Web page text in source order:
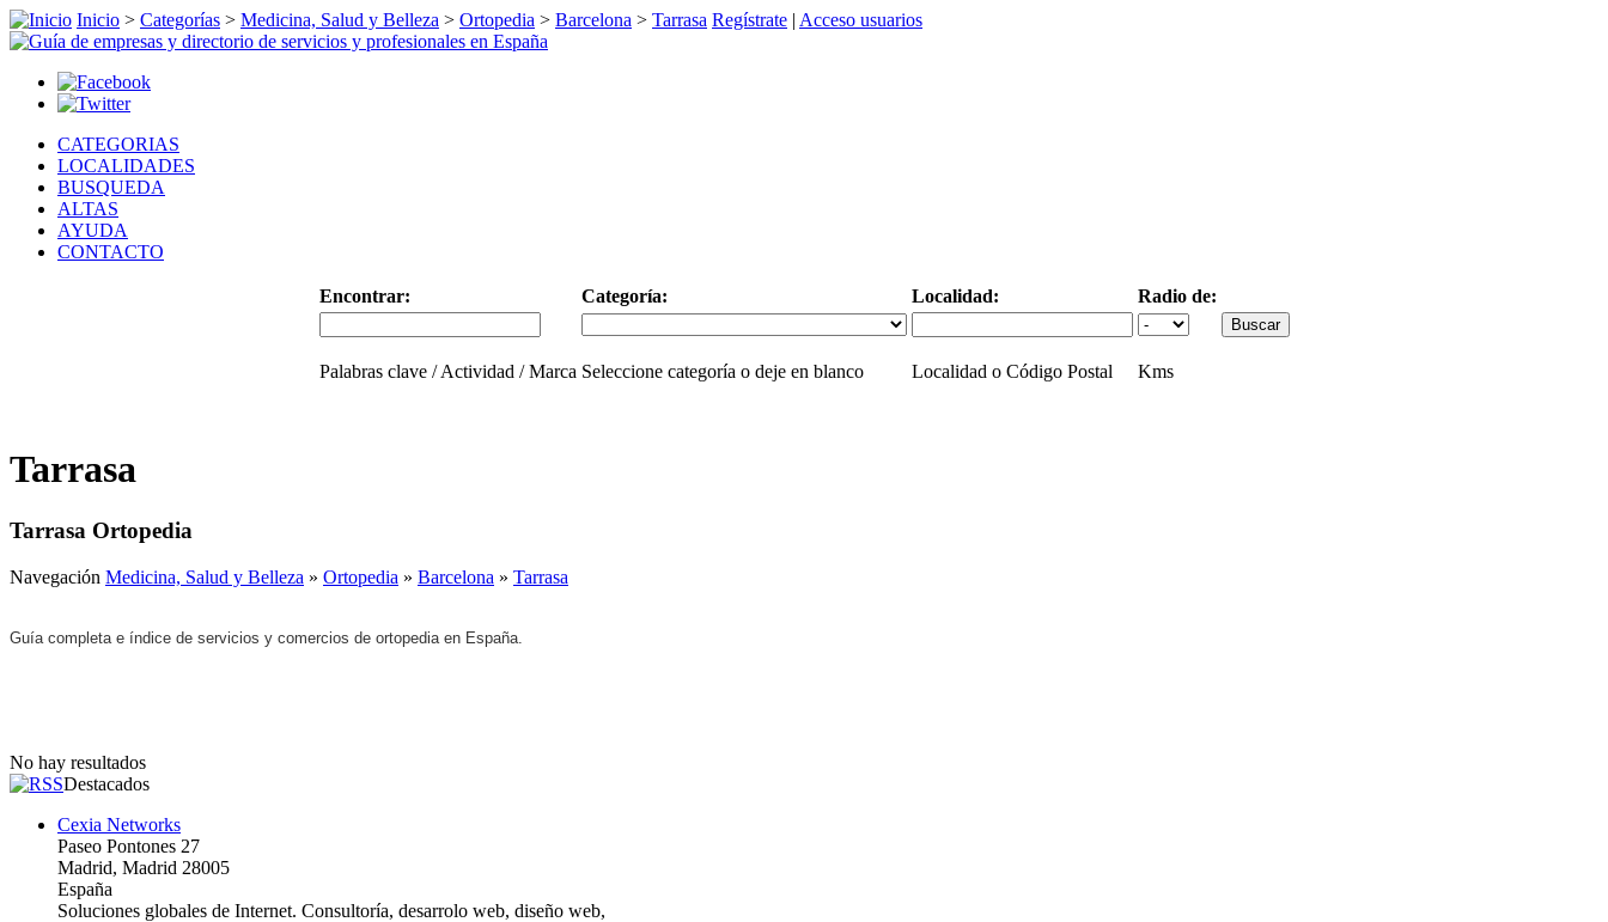
Inicio > Categorías > Medicina, Salud y Belleza > Ortopedia > Barcelona > Tarrasa Regístrate | Acceso usuarios
CATEGORIAS
LOCALIDADES
BUSQUEDA
ALTAS
AYUDA
CONTACTO
Encontrar: Categoría: Localidad: Radio de:
Palabras clave / Actividad / Marca Seleccione categoría o deje en blanco Localidad o Código Postal Kms
Tarrasa
Tarrasa Ortopedia
Navegación Medicina, Salud y Belleza » Ortopedia » Barcelona » Tarrasa
Guía completa e índice de servicios y comercios de ortopedia en España.
No hay resultados
Destacados
Cexia Networks
Paseo Pontones 27
Madrid, Madrid 28005
España
Soluciones globales de Internet. Consultoría, desarrolo web, diseño web,